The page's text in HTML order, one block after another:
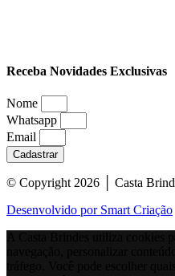
Receba Novidades Exclusivas
Nome
Whatsapp
Email
Cadastrar
© Copyright 2026 │ Casta
Desenvolvido por Smart Criação